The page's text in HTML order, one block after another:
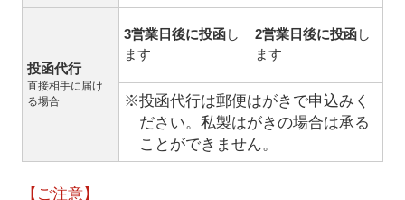
投函代行
直接相手に届け
る場合
3営業日後に投函し
ます
2営業日後に投函し
ます
※投函代行は郵便はがきで申込みく
ださい。私製はがきの場合は承る
ことができません。
【ご注意】